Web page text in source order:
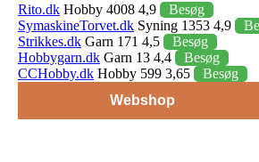
Rito.dk Hobby 4008 4,9
Besøg
SymaskineTorvet.dk Syning 1353 4,9
Strikkes.dk Garn 171 4,5
Besøg
Hobbygarn.dk Garn 13 4,4
Besøg
CCHobby.dk Hobby 599 3,65
Besøg
Webshop